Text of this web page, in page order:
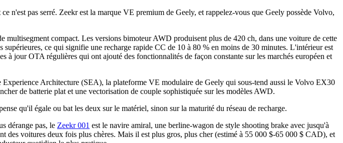
n'est pas serré. Zeekr est la marque VE premium de Geely, et rappelez-vous que Geely possède Volvo,
compact. Les versions bimoteur AWD produisent plus de 420 ch, dans une voiture de cette
ce qui signifie une recharge rapide CC de 10 à 80 % en moins de 30 minutes. L'intérieur est
jour OTA régulières qui ont ajouté des fonctionnalités de façon constante sur les marchés européen et
Architecture (SEA), la plateforme VE modulaire de Geely qui sous-tend aussi le Volvo EX30
de batterie plat et une vectorisation de couple sophistiquée sur les modèles AWD.
qu'il égale ou bat les deux sur le matériel, sinon sur la maturité du réseau de recharge.
dérange pas, le Zeekr 001 est le navire amiral, une berline-wagon de style shooting brake avec jusqu'à
voitures deux fois plus chères. Mais il est plus gros, plus cher (estimé à 55 000 $-65 000 $ CAD), et